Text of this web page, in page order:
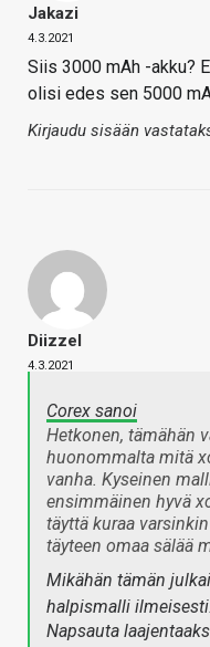
Jakazi
4.3.2021
Siis 3000 mAh -akku?
olisi edes sen 5000
Kirjaudu sisään
Diizzel
4.3.2021
Corex sanoi
Hetkonen, tämähän
huonommalta mitä
vanha. Kyseinen
ensimmäinen hyvä
täyttä kuraa
täyteen omaa sälää
Mikähän tämän
halpismalli ilmeisesti.
Napsauta